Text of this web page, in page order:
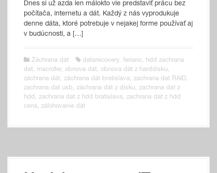
Dnes si už az­da len má­lok­to vie pred­sta­viť prá­cu bez
po­čí­ta­ča, inter­ne­tu a dát. Kaž­dý z nás vy­pro­du­ku­je
den­ne dá­ta, kto­ré pot­re­bu­je v ne­ja­kej for­me pou­ží­vať aj
v bu­dúc­nos­ti, a […]
Záchrana dát datarecovery, ferianc, hdd zachrana
dat, macrofer, obnova dát, obnova dát z harddisku,
záchrana dát, záchrana dát bratislava, zachrana dat RAID,
zachrana dat usb, záchrana dát z disku, zachrana dat z
hdd, zachrana dat z hdd bratislava, zachrana dat z hdd
cena, zálohovanie dát